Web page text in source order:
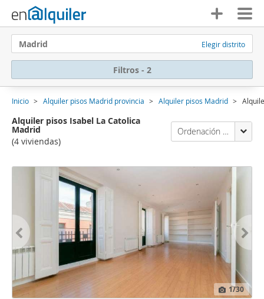
Madrid Elegir distrito
Filtros - 2
Inicio Alquiler pisos Madrid provincia Alquiler pisos Madrid
Alquiler pisos Isabel La Catolica
Madrid
(4 viviendas)
Ordenación Enalquiler
1/30